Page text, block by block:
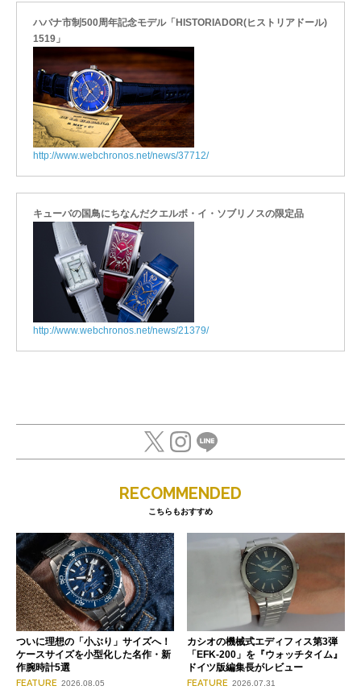
ハバナ市制500周年記念モデル「HISTORIADOR(ヒストリアドール)
1519」
http://www.webchronos.net/news/37712/
キューバの国鳥にちなんだクエルボ・イ・ソブリノスの限定品
http://www.webchronos.net/news/21379/
RECOMMENDED
こちらもおすすめ
ついに理想の「小ぶり」サイズへ！
ケースサイズを小型化した名作・新
作腕時計5選
FEATURE 2026.08.05
カシオの機械式エディフィス第3弾
「EFK-200」を『ウォッチタイム』
ドイツ版編集長がレビュー
FEATURE 2026.07.31